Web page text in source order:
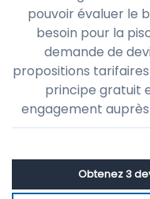
pouvoir évaluer le
besoin pour la
demande de
propositions
principe gratuit
engagement
Obtenez 3